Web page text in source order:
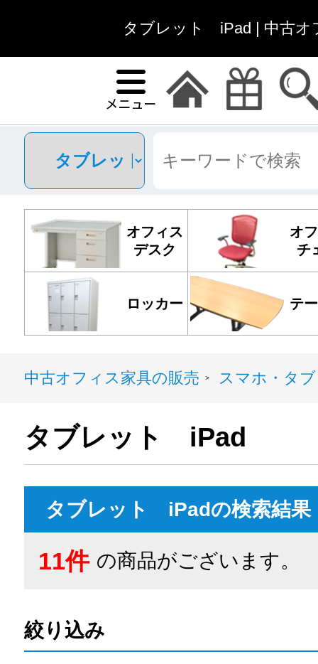
タブレット iPad | 中古オ
オフィス
デスク
オ
チ
ロッカー テ
中古オフィス家具の販売 > スマホ・タ
タブレット iPad
タブレット iPadの検索結果
11件 の商品がございます。
絞り込み